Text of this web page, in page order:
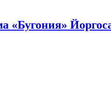
«Бугония»